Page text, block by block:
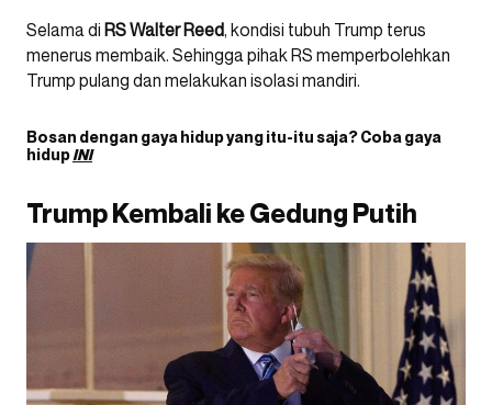
Selama di RS Walter Reed, kondisi tubuh Trump terus
menerus membaik. Sehingga pihak RS memperbolehkan
Trump pulang dan melakukan isolasi mandiri.
Bosan dengan gaya hidup yang itu-itu saja? Coba gaya
hidupINI
Trump Kembali ke Gedung Putih